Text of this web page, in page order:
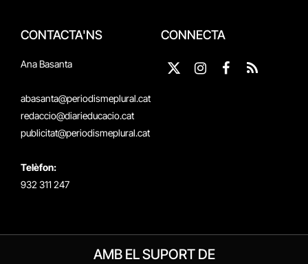
CONTACTA'NS
Ana Basanta
abasanta@periodismeplural.cat
redaccio@diarieducacio.cat
publicitat@periodismeplural.cat
Telèfon:
932 311 247
CONNECTA
X
InstagramFacebook
RSS
AMB EL SUPORT DE